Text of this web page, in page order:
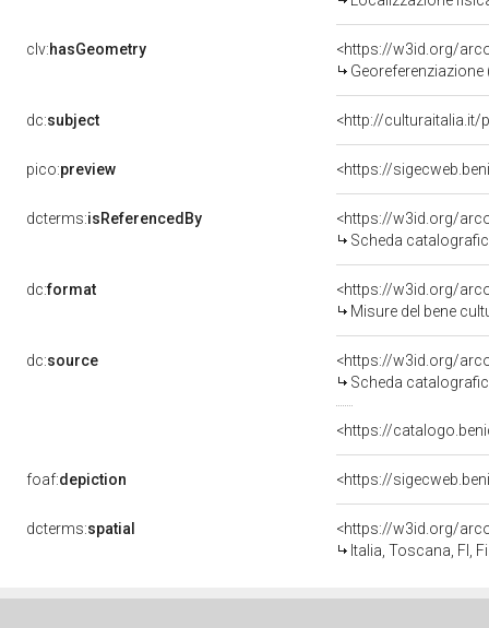
clv:hasGeometry
<https://w3id.org/
dc:subject <http://culturaitalia.it/
pico:preview <https://
dcterms:isReferencedBy
<https://w3id.org/
Scheda
dc:format
<https://w3id.org/
Misure del bene
dc:source
<https://w3id.org/
Scheda
<https://
foaf:depiction <https://
dcterms:spatial
<https://w3id.org/
Italia, Toscana, FI,